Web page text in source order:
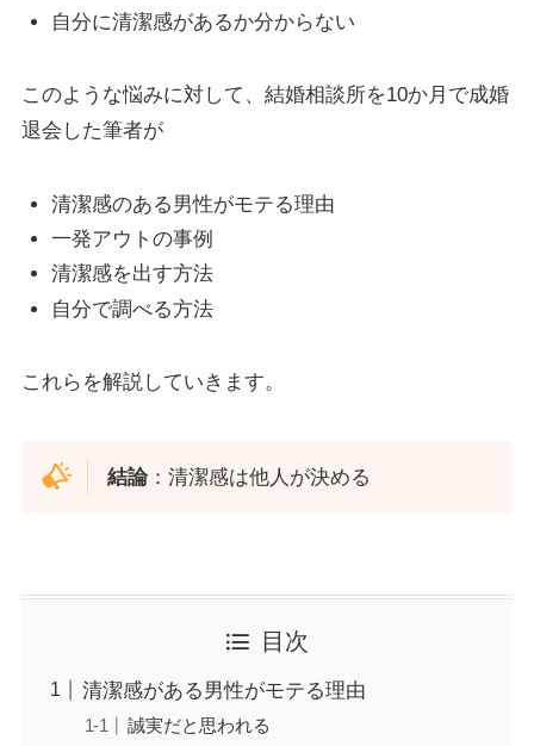
自分に清潔感があるか分からない
このような悩みに対して、結婚相談所を10か月で成婚
退会した筆者が
清潔感のある男性がモテる理由
一発アウトの事例
清潔感を出す方法
自分で調べる方法
これらを解説していきます。
結論：清潔感は他人が決める
目次
清潔感がある男性がモテる理由
誠実だと思われる